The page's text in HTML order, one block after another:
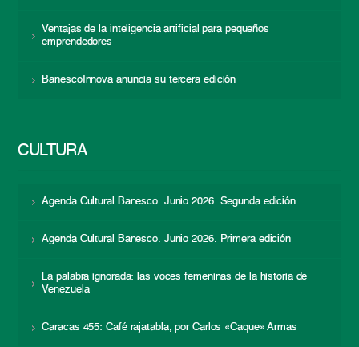
Ventajas de la inteligencia artificial para pequeños
emprendedores
BanescoInnova anuncia su tercera edición
CULTURA
Agenda Cultural Banesco. Junio 2026. Segunda edición
Agenda Cultural Banesco. Junio 2026. Primera edición
La palabra ignorada: las voces femeninas de la historia de
Venezuela
Caracas 455: Café rajatabla, por Carlos «Caque» Armas